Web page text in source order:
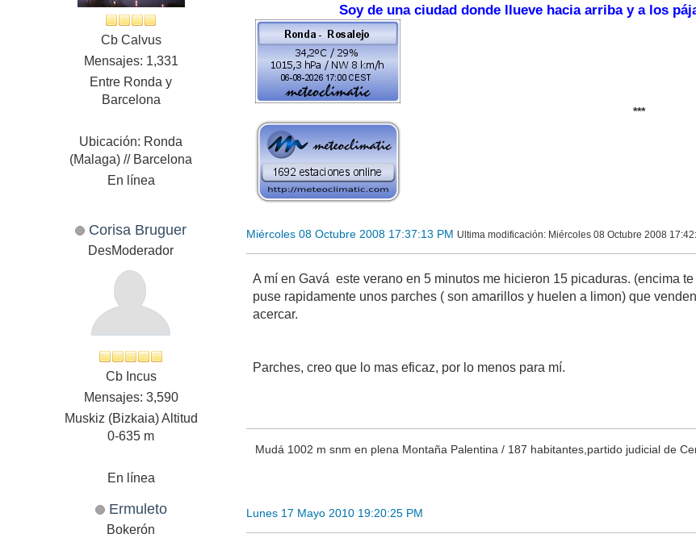
Cb Calvus
Mensajes: 1,331
Entre Ronda y
Barcelona
Ubicación: Ronda
(Malaga) // Barcelona
En línea
Soy de una ciudad donde llueve hacia arriba y a los
***
Corisa Bruguer
DesModerador
Cb Incus
Mensajes: 3,590
Muskiz (Bizkaia) Altitud
0-635 m
En línea
Miércoles 08 Octubre 2008 17:37:13 PM Ultima modificación: Miércoles 08 Octubre 2008
A mí en Gavá este verano en 5 minutos me hicieron 15 picaduras. (encima
puse rapidamente unos parches ( son amarillos y huelen a limon) que
acercar.
Parches, creo que lo mas eficaz, por lo menos para mí.
Mudá 1002 m snm en plena Montaña Palentina / 187 habitantes,partido judicial de
Ermuleto
Bokerón
Lunes 17 Mayo 2010 19:20:25 PM